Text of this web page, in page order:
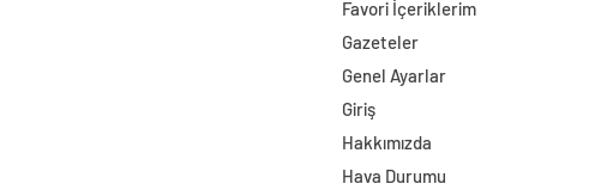
Favori İçeriklerim
Gazeteler
Genel Ayarlar
Giriş
Hakkımızda
Hava Durumu